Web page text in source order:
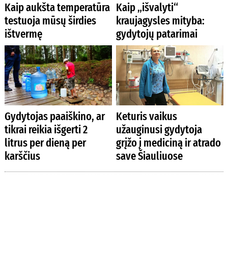
Kaip aukšta temperatūra
testuoja mūsų širdies
ištvermę
Kaip „išvalyti“
kraujagysles mityba:
gydytojų patarimai
Gydytojas paaiškino, ar
tikrai reikia išgerti 2
litrus per dieną per
karščius
Keturis vaikus
užauginusi gydytoja
grįžo į mediciną ir atrado
save Šiauliuose